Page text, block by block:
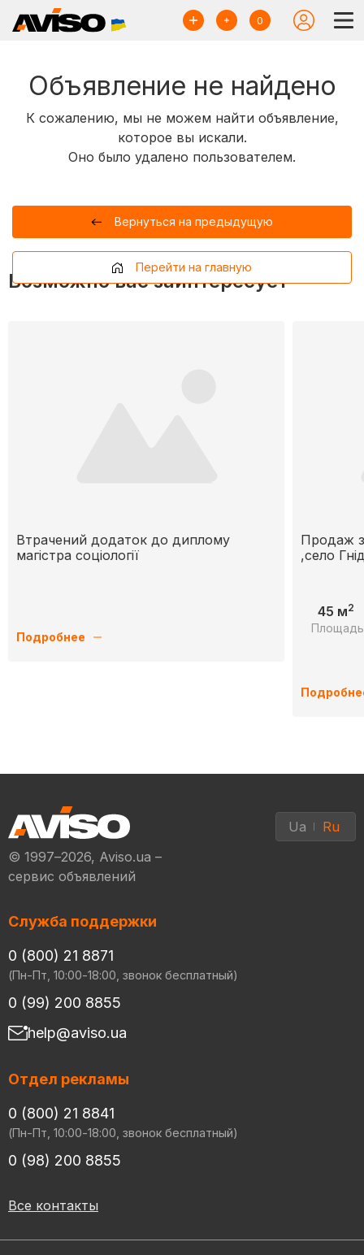
0
Объявление не найдено
К сожалению, мы не можем найти объявление,
которое вы искали.
Оно было удалено пользователем.
Вернуться на предыдущую
Перейти на главную
Возможно вас заинтересует
Втрачений додаток до диплому
магістра соціології
Подробнее
Продаж
,село
45 м2
Площадь
© 1997–2026, Aviso.ua –
сервис объявлений
Ua Ru
Служба поддержки
0 (800) 21 8871
(Пн-Пт, 10:00-18:00, звонок бесплатный)
0 (99) 200 8855
help@aviso.ua
Отдел рекламы
0 (800) 21 8841
(Пн-Пт, 10:00-18:00, звонок бесплатный)
0 (98) 200 8855
Все контакты